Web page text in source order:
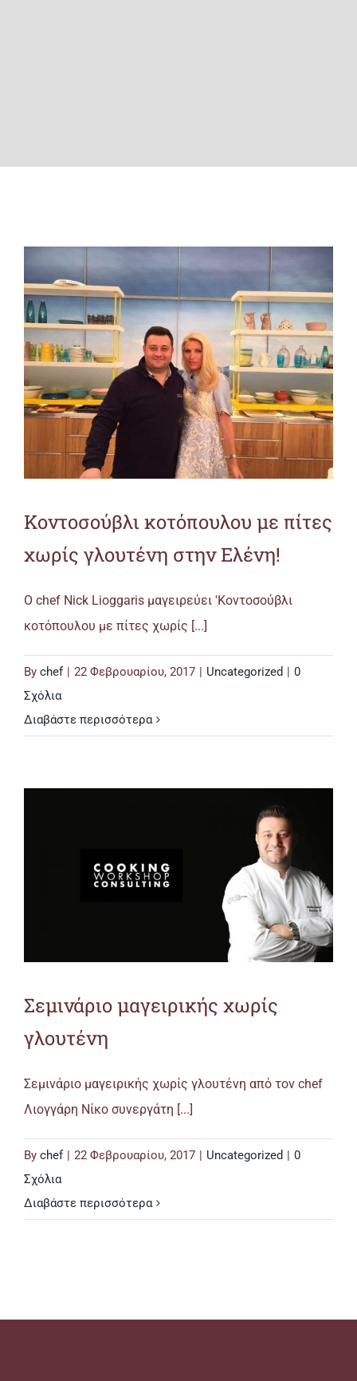
Κοντοσούβλι κοτόπουλου με πίτες
χωρίς γλουτένη στην Ελένη!
Ο chef Nick Lioggaris μαγειρεύει 'Κοντοσούβλι
κοτόπουλου με πίτες χωρίς [...]
By chef | 22 Φεβρουαρίου, 2017 | Uncategorized | 0
Σχόλια
Διαβάστε περισσότερα
Σεμινάριο μαγειρικής χωρίς
γλουτένη
Σεμινάριο μαγειρικής χωρίς γλουτένη από τον chef
Λιογγάρη Νίκο συνεργάτη [...]
By chef | 22 Φεβρουαρίου, 2017 | Uncategorized | 0
Σχόλια
Διαβάστε περισσότερα